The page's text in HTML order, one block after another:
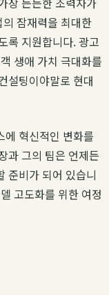
잠재력을 최대한
록 지원합니다.광고
생애 가치 극대화를
설팅이야말로 현대
에 혁신적인 변화를
과 그의 팀은 언제든
준비가 되어 있습니
고도화를 위한 여정